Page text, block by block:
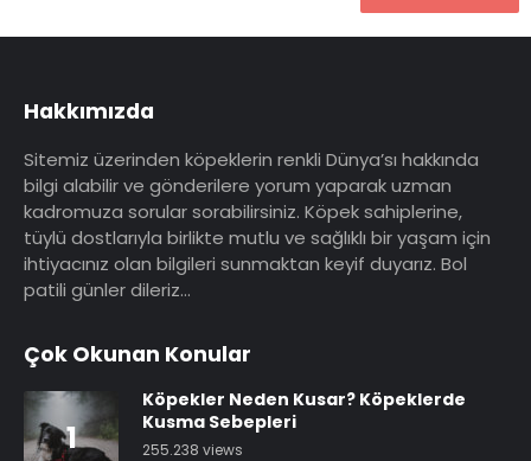
Hakkımızda
Sitemiz üzerinden köpeklerin renkli Dünya’sı hakkında
bilgi alabilir ve gönderilere yorum yaparak uzman
kadromuza sorular sorabilirsiniz. Köpek sahiplerine,
tüylü dostlarıyla birlikte mutlu ve sağlıklı bir yaşam için
ihtiyacınız olan bilgileri sunmaktan keyif duyarız. Bol
patili günler dileriz…
Çok Okunan Konular
1
Köpekler Neden Kusar? Köpeklerde
Kusma Sebepleri
255.238 views